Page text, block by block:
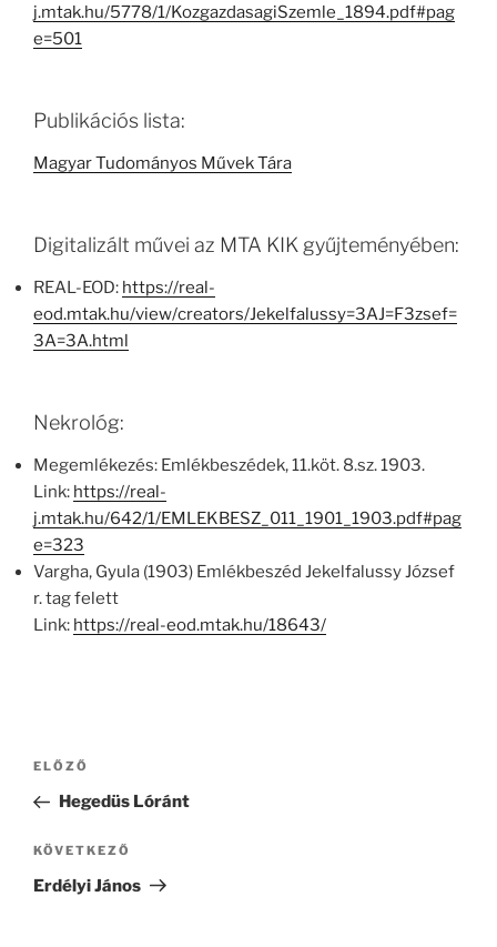
j.mtak.hu/5778/1/KozgazdasagiSzemle_1894.pdf#pag
e=501
Publikációs lista:
Magyar Tudományos Művek Tára
Digitalizált művei az MTA KIK gyűjteményében:
REAL-EOD: https://real-
eod.mtak.hu/view/creators/Jekelfalussy=3AJ=F3zsef=
3A=3A.html
Nekrológ:
Megemlékezés: Emlékbeszédek, 11.köt. 8.sz. 1903.
Link: https://real-
j.mtak.hu/642/1/EMLEKBESZ_011_1901_1903.pdf#pag
e=323
Vargha, Gyula (1903) Emlékbeszéd Jekelfalussy József
r. tag felett
Link: https://real-eod.mtak.hu/18643/
Bejegyzés
Korábbi
bejegyzés
ELŐZŐ
Hegedüs Lóránt
Következő
bejegyzés
KÖVETKEZŐ
Erdélyi János